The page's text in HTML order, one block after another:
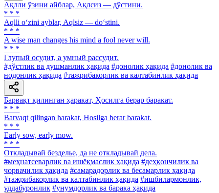
Ақлли ўзини айблар, Ақлсиз — дўстини.
* * *
Aqlli o‘zini ayblar, Aqlsiz — do‘stini.
* * *
A wise man changes his mind a fool never will.
* * *
Глупый осудит, a умный рассудит.
#дўстлик ва душманлик ҳақида #донолик ҳақида #донолик ва
нодонлик ҳақида #тажрибакорлик ва калтабинлик ҳақида
Барвақт қилинган ҳаракат, Ҳосилга берар баракат.
* * *
Barvaqt qilingan harakat, Hosilga berar barakat.
* * *
Early sow, early mow.
* * *
Откладывай безделье, да не откладывай дела.
#меҳнатсеварлик ва ишёқмаслик ҳақида #деҳқончилик ва
чорвачилик ҳақида #самарадорлик ва бесамарлик ҳақида
#тажрибакорлик ва калтабинлик ҳақида #ишбилармонлик,
уддабуронлик #унумдорлик ва барака ҳақида